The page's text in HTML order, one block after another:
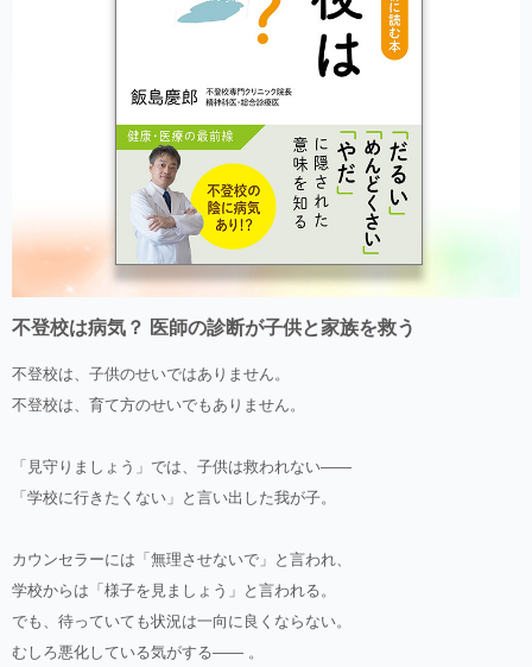
不登校は病気？ 医師の診断が子供と家族を救う
不登校は、子供のせいではありません。
不登校は、育て方のせいでもありません。
「見守りましょう」では、子供は救われない——
「学校に行きたくない」と言い出した我が子。
カウンセラーには「無理させないで」と言われ、
学校からは「様子を見ましょう」と言われる。
でも、待っていても状況は一向に良くならない。
むしろ悪化している気がする—— 。